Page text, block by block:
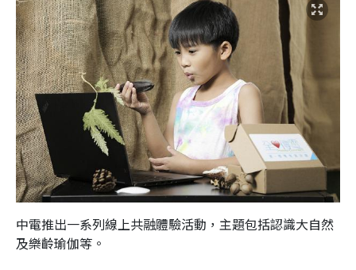
中電推出一系列線上共融體驗活動，主題包括認識大自然
及樂齡瑜伽等。